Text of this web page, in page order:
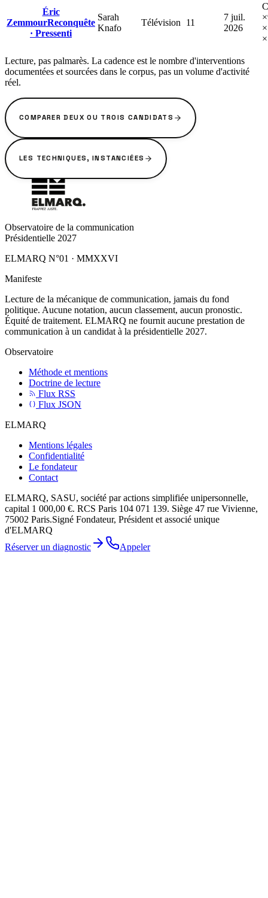
Éric
ZemmourReconquête
· Pressenti
Sarah
Knafo
Télévision 11
7 juil.
2026
×
×
×
Lecture, pas palmarès. La cadence est le nombre d'interventions
documentées et sourcées dans le corpus, pas un volume d'activité
réel.
COMPARER DEUX OU TROIS CANDIDATS
LES TECHNIQUES, INSTANCIÉES
Observatoire de la communication
Présidentielle 2027
ELMARQ N°01 · MMXXVI
Manifeste
Lecture de la mécanique de communication, jamais du fond
politique. Aucune notation, aucun classement, aucun pronostic.
Équité de traitement. ELMARQ ne fournit aucune prestation de
communication à un candidat à la présidentielle 2027.
Observatoire
Méthode et mentions
Doctrine de lecture
Flux RSS
Flux JSON
ELMARQ
Mentions légales
Confidentialité
Le fondateur
Contact
ELMARQ, SASU, société par actions simplifiée unipersonnelle,
capital 1 000,00 €. RCS Paris 104 071 139. Siège 47 rue Vivienne,
75002 Paris.Signé Fondateur, Président et associé unique
d'ELMARQ
Réserver un diagnostic
Appeler